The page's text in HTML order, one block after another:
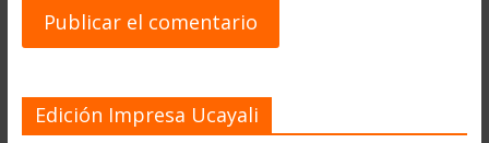
Edición Impresa Ucayali